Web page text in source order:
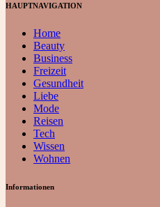
HAUPTNAVIGATION
Home
Beauty
Business
Freizeit
Gesundheit
Liebe
Mode
Reisen
Tech
Wissen
Wohnen
Informationen